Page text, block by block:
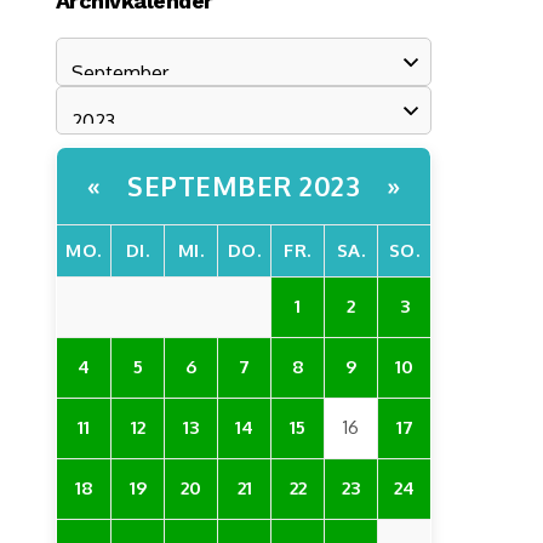
« SEPTEMBER 2023 »
MO. DI. MI. DO. FR. SA. SO.
1 2 3
4 5 6 7 8 9 10
11 12 13 14 15 16 17
18 19 20 21 22 23 24